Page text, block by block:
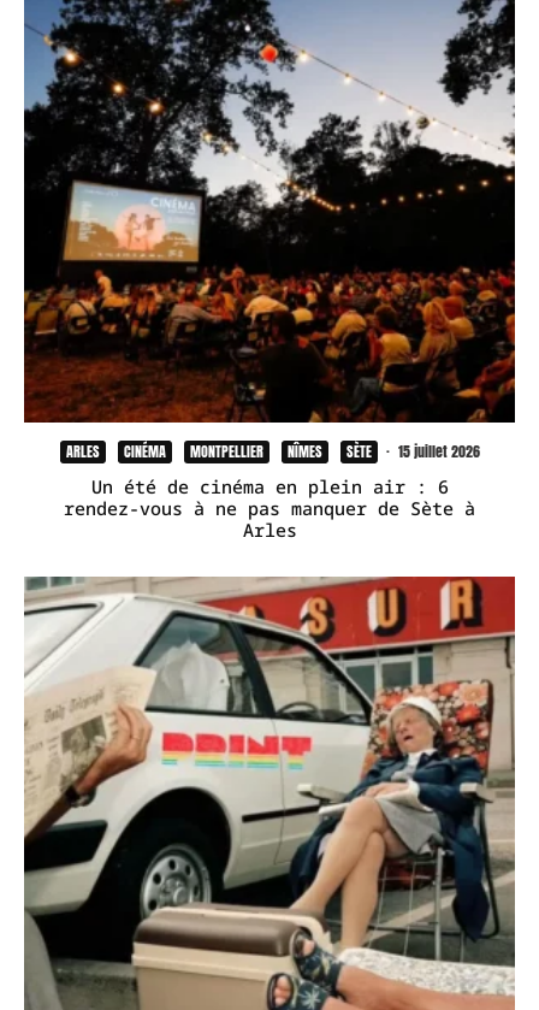
ARLES CINÉMA MONTPELLIER NÎMES SÈTE · 15 juillet 2026
Un été de cinéma en plein air : 6
rendez-vous à ne pas manquer de Sète à
Arles